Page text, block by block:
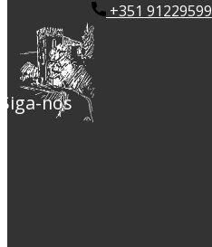
+351
nos